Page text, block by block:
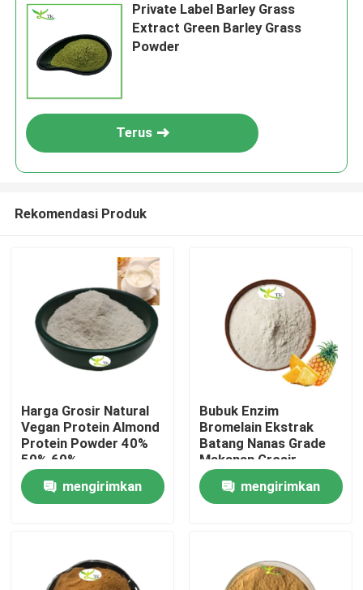
Rumah
Private Label Barley Grass
Extract Green Barley Grass
Powder
Terus
Rekomendasi Produk
Harga Grosir Natural
Vegan Protein Almond
Protein Powder 40%
50% 60%
mengirimkan
Bubuk Enzim
Bromelain Ekstrak
Batang Nanas Grade
Makanan Grosir
1200/2400 GDU
mengirimkan